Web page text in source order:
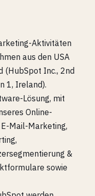
Aktivitäten
aus den USA
(HubSpot Inc., 2nd
1, Ireland).
Lösung, mit
Online-
Mail-Marketing,
&
sowie